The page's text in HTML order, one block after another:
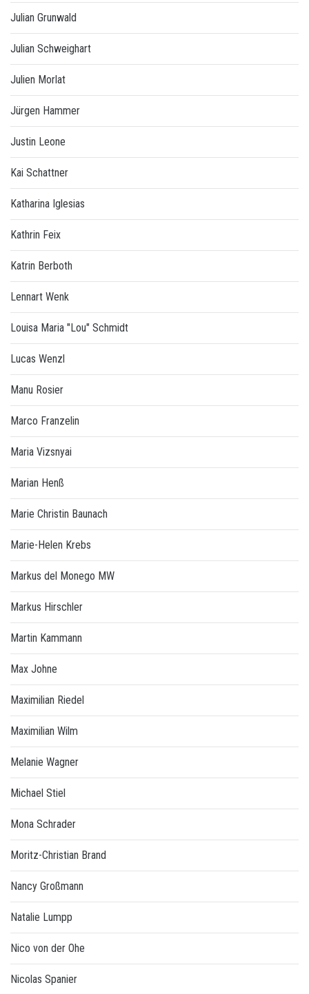
Julian Grunwald
Julian Schweighart
Julien Morlat
Jürgen Hammer
Justin Leone
Kai Schattner
Katharina Iglesias
Kathrin Feix
Katrin Berboth
Lennart Wenk
Louisa Maria "Lou" Schmidt
Lucas Wenzl
Manu Rosier
Marco Franzelin
Maria Vizsnyai
Marian Henß
Marie Christin Baunach
Marie-Helen Krebs
Markus del Monego MW
Markus Hirschler
Martin Kammann
Max Johne
Maximilian Riedel
Maximilian Wilm
Melanie Wagner
Michael Stiel
Mona Schrader
Moritz-Christian Brand
Nancy Großmann
Natalie Lumpp
Nico von der Ohe
Nicolas Spanier